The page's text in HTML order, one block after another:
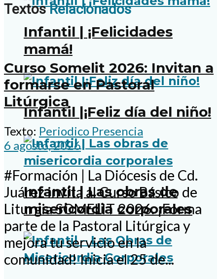
Infantil | ¡Felicidades
mamá!
Infantil |¡Feliz día del niño!
Infantil | Las obras de
misericordia corporales
TextosRelacionados
Curso Somelit 2026: Invitan a
formarse en Pastoral
Litúrgica
Texto: Periodico Presencia
6 agosto, 2026
#Formación | La Diócesis de Cd.
Juárez invita al Curso Básico de
Liturgia SOMELIT 2026. ¡Forma
parte de la Pastoral Litúrgica y
mejora tu servicio en la
comunidad! Inicia el 25 de...